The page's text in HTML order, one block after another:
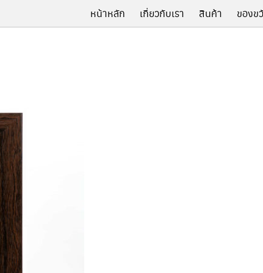
หน้าหลัก เกี่ยวกับเรา สินค้า ของข